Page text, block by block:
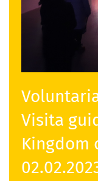
Visita
Kingdom